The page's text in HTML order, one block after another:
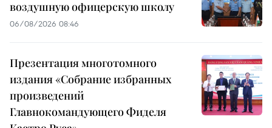
воздушную офицерскую школу
06/08/2026 08:46
Презентация многотомного
издания «Собрание избранных
произведений
Главнокомандующего Фиделя